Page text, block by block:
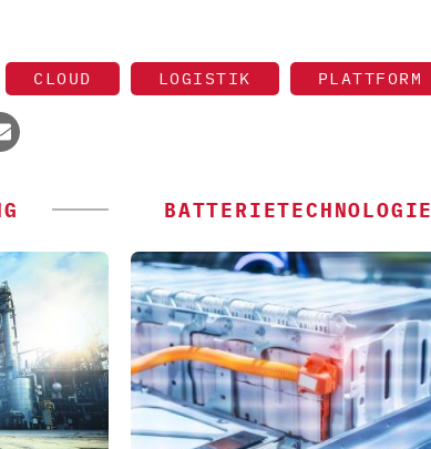
CLOUD LOGISTIK PLATTFORM
BATTERIETECHNOLOGIE